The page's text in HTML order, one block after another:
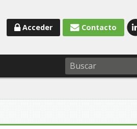
Contacto
Acceder